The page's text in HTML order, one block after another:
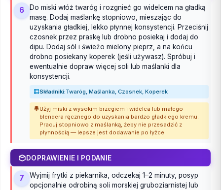
6
Do miski włóż twaróg i rozgnieć go widelcem na gładką
masę. Dodaj maślankę stopniowo, mieszając do
uzyskania gładkiej, lekko płynnej konsystencji. Przeciśnij
czosnek przez praskę lub drobno posiekaj i dodaj do
dipu. Dodaj sól i świeżo mielony pieprz, a na końcu
drobno posiekany koperek (jeśli używasz). Spróbuj i
ewentualnie dopraw więcej soli lub maślanki dla
konsystencji.
Składniki:Twaróg, Maślanka, Czosnek, Koperek
Użyj miski z wysokim brzegiem i widelca lub małego
blendera ręcznego do uzyskania bardzo gładkiego kremu.
Pracuj stopniowo z maślanką, żeby nie przesadzić z
płynnością — lepsze jest dodawanie po łyżce.
DOPRAWIENIE I PODANIE
7
Wyjmij frytki z piekarnika, odczekaj 1–2 minuty, posyp
opcjonalnie odrobiną soli morskiej gruboziarnistej lub